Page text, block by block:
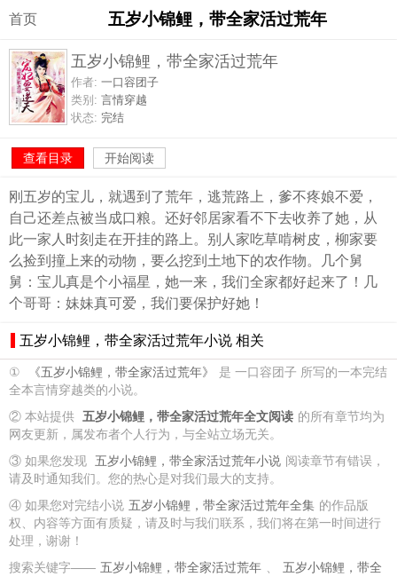
首页 五岁小锦鲤，带全家活过荒年
五岁小锦鲤，带全家活过荒年
作者: 一口容团子
类别: 言情穿越
状态: 完结
查看目录 开始阅读
刚五岁的宝儿，就遇到了荒年，逃荒路上，爹不疼娘不爱，
自己还差点被当成口粮。还好邻居家看不下去收养了她，从
此一家人时刻走在开挂的路上。别人家吃草啃树皮，柳家要
么捡到撞上来的动物，要么挖到土地下的农作物。几个舅
舅：宝儿真是个小福星，她一来，我们全家都好起来了！几
个哥哥：妹妹真可爱，我们要保护好她！
五岁小锦鲤，带全家活过荒年小说 相关
① 《五岁小锦鲤，带全家活过荒年》
是 一口容团子 所写的一本完结
全本言情穿越类的小说。
② 本站提供 五岁小锦鲤，带全家活过荒年全文阅读 的所有章节均为
网友更新，属发布者个人行为，与全站立场无关。
③ 如果您发现
五岁小锦鲤，带全家活过荒年小说 阅读章节有错误，
请及时通知我们。您的热心是对我们最大的支持。
④ 如果您对完结小说 五岁小锦鲤，带全家活过荒年全集 的作品版
权、内容等方面有质疑，请及时与我们联系，我们将在第一时间进行
处理，谢谢！
搜索关键字—— 五岁小锦鲤，带全家活过荒年 、
五岁小锦鲤，带全